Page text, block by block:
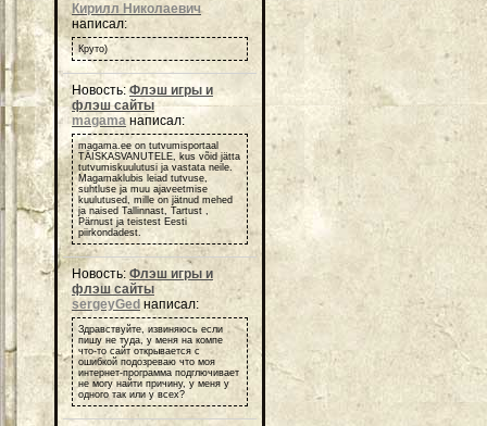
Кирилл Николаевич
написал:
Круто)
Новость:Флэш игры и
флэш сайты
magama написал:
magama.ee on tutvumisportaal
TÄISKASVANUTELE, kus võid jätta
tutvumiskuulutusi ja vastata neile.
Magamaklubis leiad tutvuse,
suhtluse ja muu ajaveetmise
kuulutused, mille on jätnud mehed
ja naised Tallinnast, Tartust ,
Pärnust ja teistest Eesti
piirkondadest.
Новость: Флэш игры и
флэш сайты
sergeyGed написал:
Здравствуйте, извиняюсь если
пишу не туда, у меня на компе
что-то сайт открывается с
ошибкой подозреваю что моя
интернет-программа подглючивает
не могу найти причину, у меня у
одного так или у всех?